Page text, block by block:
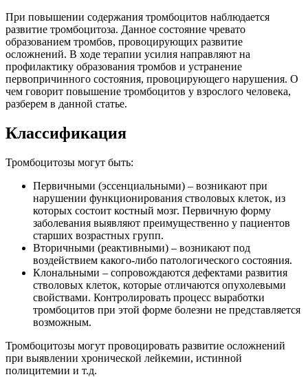
При повышении содержания тромбоцитов наблюдается
развитие тромбоцитоза. Данное состояние чревато
образованием тромбов, провоцирующих развитие
осложнений. В ходе терапии усилия направляют на
профилактику образования тромбов и устранение
первопричинного состояния, провоцирующего нарушения. О
чем говорит повышение тромбоцитов у взрослого человека,
разберем в данной статье.
Классификация
Тромбоцитозы могут быть:
Первичными (эссенциальными) – возникают при
нарушении функционирования стволовых клеток, из
которых состоит костный мозг. Первичную форму
заболевания выявляют преимущественно у пациентов
старших возрастных групп.
Вторичными (реактивными) – возникают под
воздействием какого-либо патологического состояния.
Клональными – сопровождаются дефектами развития
стволовых клеток, которые отличаются опухолевыми
свойствами. Контролировать процесс выработки
тромбоцитов при этой форме болезни не представляется
возможным.
Тромбоцитозы могут провоцировать развитие осложнений
при выявлении хронической лейкемии, истинной
полицитемии и т.д.